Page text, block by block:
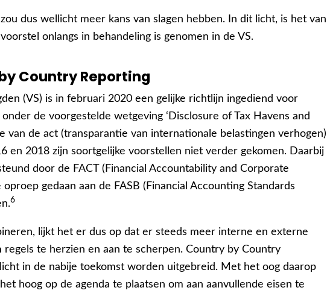
dus wellicht meer kans van slagen hebben. In dit licht, is het van
onlangs in behandeling is genomen in de VS.
Country Reporting
(VS) is in februari 2020 een gelijke richtlijn ingediend voor
de voorgestelde wetgeving ‘Disclosure of Tax Havens and
van de act (transparantie van internationale belastingen verhogen)
en 2018 zijn soortgelijke voorstellen niet verder gekomen. Daarbij
door de FACT (Financial Accountability and Corporate
gedaan aan de FASB (Financial Accounting Standards
6
lijkt het er dus op dat er steeds meer interne en externe
te herzien en aan te scherpen. Country by Country
in de nabije toekomst worden uitgebreid. Met het oog daarop
hoog op de agenda te plaatsen om aan aanvullende eisen te